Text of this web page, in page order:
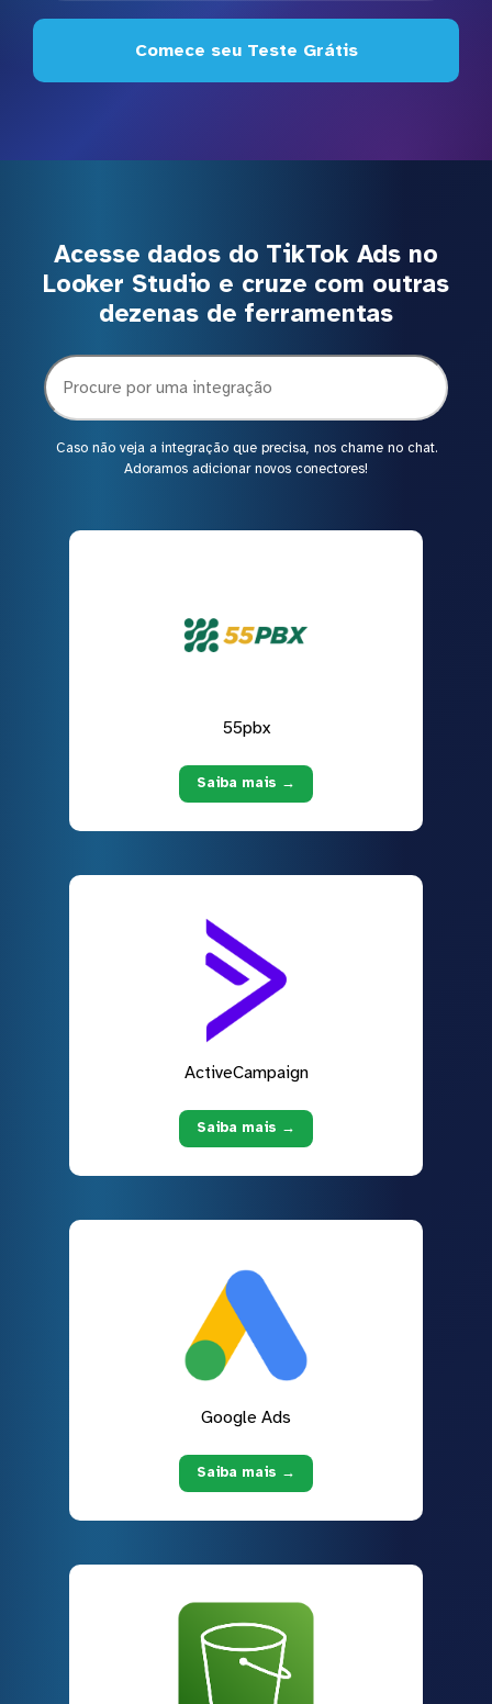
Comece seu Teste Grátis
Acesse dados do TikTok Ads no
Looker Studio e cruze com outras
dezenas de ferramentas
Caso não veja a integração que precisa, nos chame no chat.
Adoramos adicionar novos conectores!
55pbx
Saiba mais →
ActiveCampaign
Saiba mais →
Google Ads
Saiba mais →